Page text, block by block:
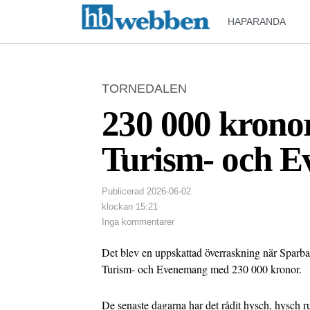
HAPARANDA
TORNEDALEN
230 000
Turism- och
Publicerad 2026-06-02
klockan 15:21
Inga kommentarer
Det blev en uppskattad överraskning när
Turism- och Evenemang med 230 000 kronor.
De senaste dagarna har det rådit hysch, hysch